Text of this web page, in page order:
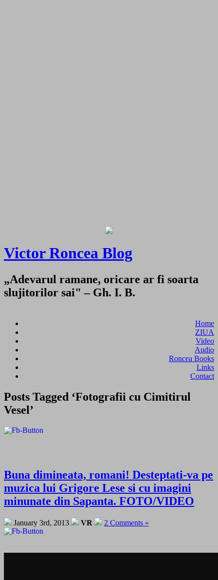
Victor Roncea Blog
„Adevarul ramane, oricare ar fi soarta
slujitorilor sai" – Gh. I. B.
Home
ZIUA
Video
Audio
Roncea Books
Links
Contact
Posts Tagged ‘Fotografii cu Cimitirul
Vesel’
Buna dimineata, romani! Desteptati-va pe
muzica lui Grigore Lese si cu imagini
minunate din Sapanta. FOTO/VIDEO
January 3rd, 2013 VR 2 Comments »